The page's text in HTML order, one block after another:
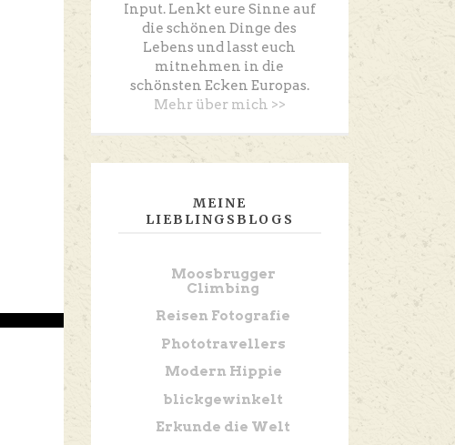
Input. Lenkt eure Sinne auf
die schönen Dinge des
Lebens und lasst euch
mitnehmen in die
schönsten Ecken Europas.
Mehr über mich >>
MEINE
LIEBLINGSBLOGS
Moosbrugger
Climbing
Reisen Fotografie
Phototravellers
Modern Hippie
blickgewinkelt
Erkunde die Welt